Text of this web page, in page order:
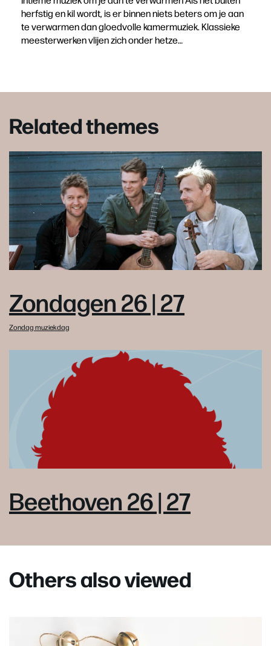
herfstig en kil wordt, is er binnen niets beters om je aan
te verwarmen dan gloedvolle kamermuziek. Klassieke
meesterwerken vlijen zich onder hetze…
Related themes
Zondagen 26 | 27
Zondag muziekdag
Beethoven 26 | 27
Others also viewed